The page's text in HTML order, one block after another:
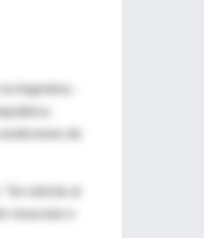
Argentina -
de
solicita al
muscular e